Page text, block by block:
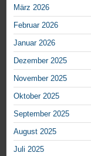
März 2026
Februar 2026
Januar 2026
Dezember 2025
November 2025
Oktober 2025
September 2025
August 2025
Juli 2025